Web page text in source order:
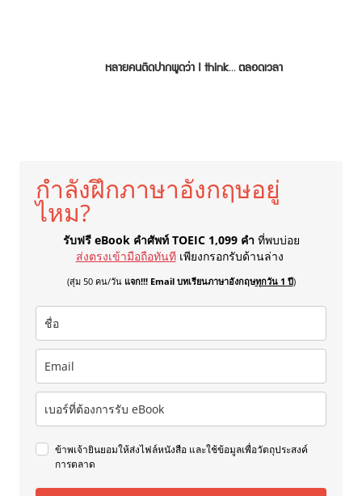
หลายคนติดปากพูดว่า I think… ตลอดเวลา
กำลังฝึกภาษาอังกฤษอยู่
ไหม?
รับฟรี eBook คำศัพท์ TOEIC 1,099 คำ ที่พบบ่อย
ส่งตรงเข้ามือถือทันที เพียงกรอกรับด้านล่าง
(สุ่ม 50 คน/วัน แจก!!! Email บทเรียนภาษาอังกฤษทุกวัน 1 ปี)
ข้าพเจ้ายินยอมให้ส่งไฟล์หนังสือ และใช้ข้อมูลเพื่อวัตถุประสงค์
การตลาด